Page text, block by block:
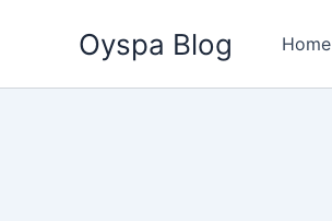
Oyspa Blog Home